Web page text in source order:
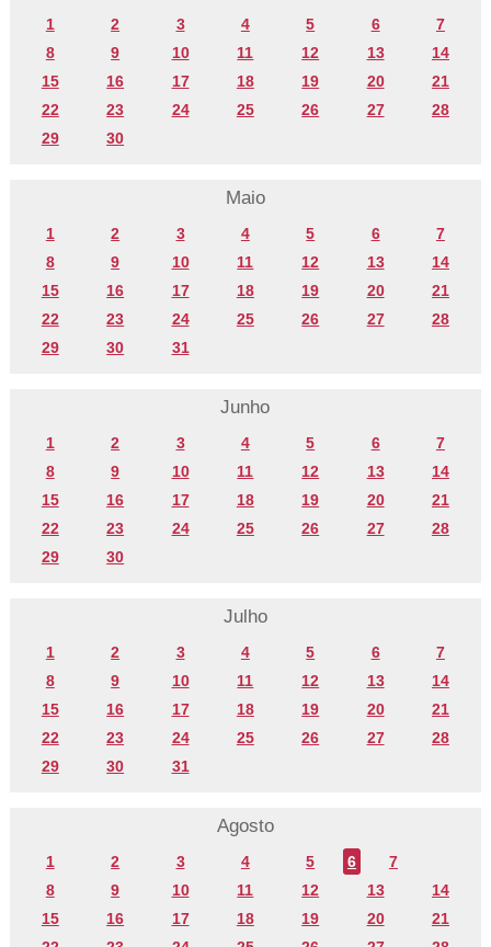
1 2 3 4 5 6
7
8
9 10 11 12 13
14
15
16 17 18 19 20
21
22
23 24 25 26 27
28
29
30
Maio
1 2 3 4 5 6
7
8
9 10 11 12 13
14
15
16 17 18 19 20
21
22
23 24 25 26 27
28
29
30 31
Junho
1 2 3 4 5 6
7
8
9 10 11 12 13
14
15
16 17 18 19 20
21
22
23 24 25 26 27
28
29
30
Julho
1 2 3 4 5 6
7
8
9 10 11 12 13
14
15
16 17 18 19 20
21
22
23 24 25 26 27
28
29
30 31
Agosto
1 2 3 4 5 6
7
8
9 10 11 12 13
14
15
16 17 18 19 20
21